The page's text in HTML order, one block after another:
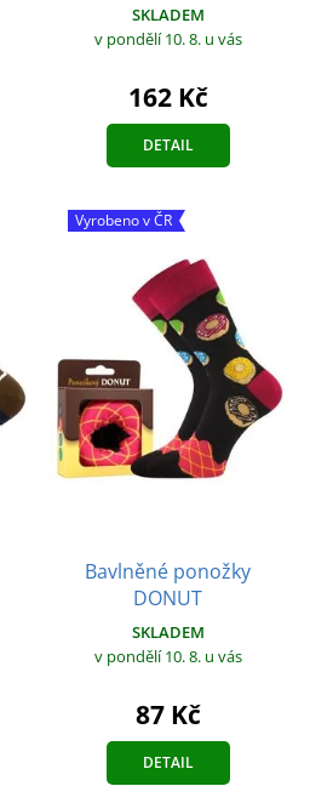
SKLADEM
v pondělí 10. 8. u vás
162 Kč
DETAIL
Vyrobeno v ČR
Bavlněné ponožky
DONUT
SKLADEM
v pondělí 10. 8. u vás
87 Kč
DETAIL